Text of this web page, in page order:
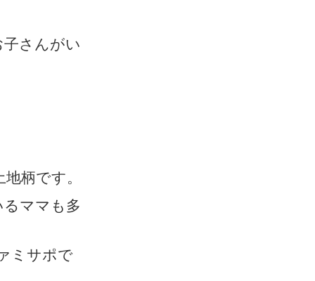
さんがい
柄です。
ママも多
ミサポで